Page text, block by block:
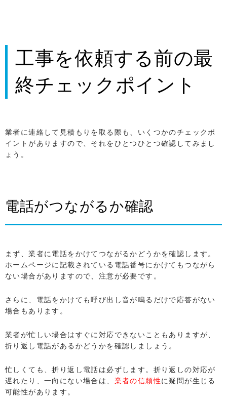
工事を依頼する前の最
終チェックポイント
業者に連絡して見積もりを取る際も、いくつかのチェックポ
イントがありますので、それをひとつひとつ確認してみまし
ょう。
電話がつながるか確認
まず、業者に電話をかけてつながるかどうかを確認します。
ホームページに記載されている電話番号にかけてもつながら
ない場合がありますので、注意が必要です。
さらに、電話をかけても呼び出し音が鳴るだけで応答がない
場合もあります。
業者が忙しい場合はすぐに対応できないこともありますが、
折り返し電話があるかどうかを確認しましょう。
忙しくても、折り返し電話は必ずします。折り返しの対応が
遅れたり、一向にない場合は、 業者の信頼性に疑問が生じる
可能性があります。